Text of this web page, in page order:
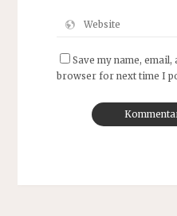
Save my name, email,
browser for next time I